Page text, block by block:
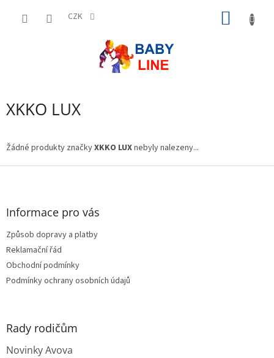
CZK
XKKO LUX
Žádné produkty značkyXKKO LUXnebyly nalezeny...
Z
Informace pro vás
Způsob dopravy a platby
Reklamační řád
Obchodní podmínky
Podmínky ochrany osobních údajů
Rady rodičům
Novinky Avova